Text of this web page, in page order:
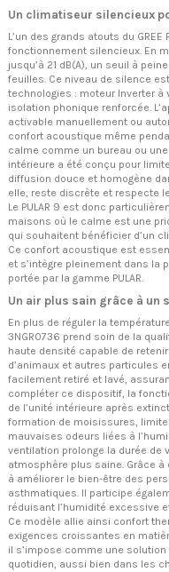
Un climatiseur silencieux
L’un des grands atouts du GREE
fonctionnement silencieux. En
jusqu’à 21 dB(A), un seuil à
feuilles. Ce niveau de silence
technologies : moteur Inverter
isolation phonique renforcée.
activable manuellement ou
confort acoustique même
calme comme un bureau ou
intérieure a été conçu pour
diffusion douce et homogène
elle, reste discrète et respecte
Le PULAR 9 est donc
maisons où le calme est une
qui souhaitent bénéficier d’un
Ce confort acoustique est
et s’intègre pleinement dans la
portée par la gamme PULAR.
Un air plus sain grâce à
En plus de réguler la
3NGR0736 prend soin de la
haute densité capable de
d’animaux et autres particules
facilement retiré et lavé,
compléter ce dispositif, la
de l’unité intérieure après
formation de moisissures,
mauvaises odeurs liées à
ventilation prolonge la durée de
atmosphère plus saine. Grâce à
à améliorer le bien-être des
asthmatiques. Il participe
réduisant l’humidité excessive
Ce modèle allie ainsi confort
exigences croissantes en
il s’impose comme une
quotidien, aussi bien dans les